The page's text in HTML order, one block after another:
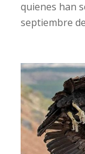
quienes han
septiembre